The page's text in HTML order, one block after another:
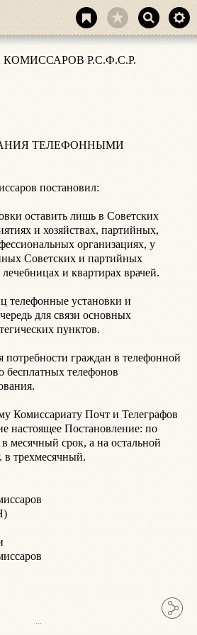
Р.С.Ф.С.Р.
ТЕЛЕФОННЫМИ
постановил:
оставить лишь в Советских
и хозяйствах, партийных,
организациях, у
Советских и партийных
и квартирах врачей.
телефонные установки и
для связи основных
пунктов.
потребности граждан в телефонной
бесплатных телефонов
Комиссариату Почт и Телеграфов
настоящее Постановление: по
месячный срок, а на остальной
трехмесячный.
...